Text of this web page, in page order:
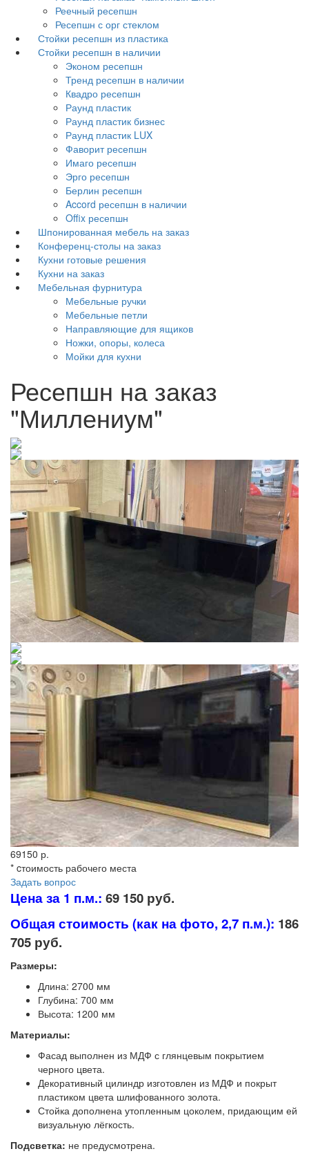
Реечный ресепшн
Ресепшн с орг стеклом
Стойки ресепшн из пластика
Стойки ресепшн в наличии
Эконом ресепшн
Тренд ресепшн в наличии
Квадро ресепшн
Раунд пластик
Раунд пластик бизнес
Раунд пластик LUX
Фаворит ресепшн
Имаго ресепшн
Эрго ресепшн
Берлин ресепшн
Accord ресепшн в наличии
Offix ресепшн
Шпонированная мебель на заказ
Конференц-столы на заказ
Кухни готовые решения
Кухни на заказ
Мебельная фурнитура
Мебельные ручки
Мебельные петли
Направляющие для ящиков
Ножки, опоры, колеса
Мойки для кухни
Ресепшн на заказ
"Миллениум"
69150 р.
* cтоимость рабочего места
Задать вопрос
Цена за 1 п.м.: 69 150 руб.
Общая стоимость (как на фото, 2,7 п.м.): 186
705 руб.
Размеры:
Длина: 2700 мм
Глубина: 700 мм
Высота: 1200 мм
Материалы:
Фасад выполнен из МДФ с глянцевым покрытием
черного цвета.
Декоративный цилиндр изготовлен из МДФ и покрыт
пластиком цвета шлифованного золота.
Стойка дополнена утопленным цоколем, придающим ей
визуальную лёгкость.
Подсветка: не предусмотрена.